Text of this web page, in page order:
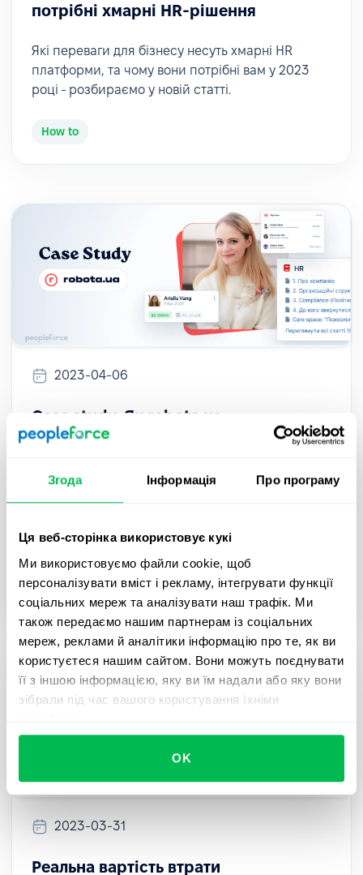
Згода Інформація Про програму
Ця веб-сторінка використовує кукі
Ми використовуємо файли cookie, щоб
персоналізувати вміст і рекламу, інтегрувати функції
соціальних мереж та аналізувати наш трафік. Ми
також передаємо нашим партнерам із соціальних
мереж, реклами й аналітики інформацію про те, як ви
користуєтеся нашим сайтом. Вони можуть поєднувати
її з іншою інформацією, яку ви їм надали або яку вони
зібрали під час вашого користування їхніми
OK
потрібні хмарні HR-рішення
Які переваги для бізнесу несуть хмарні HR
платформи, та чому вони потрібні вам у 2023
році - розбираємо у новій статті.
How to
2023-04-06
Case study. Як robota.ua
автоматизувала HR-процеси в
Для оптимізації HR-процесів компанія обрала
як ми допомогли змінити HR рутину robota.ua.
Case studies
2023-03-31
Реальна вартість втрати